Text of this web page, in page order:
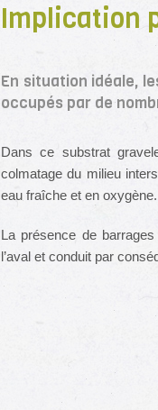
Implication
En situation idéale,
occupés par de
Dans ce substrat
colmatage du milieu
eau fraîche et en
La présence de
l’aval et conduit par